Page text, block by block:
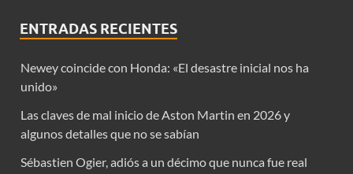
ENTRADAS RECIENTES
Newey coincide con Honda: «El desastre inicial nos ha
unido»
Las claves de mal inicio de Aston Martin en 2026 y
algunos detalles que no se sabían
Sébastien Ogier, adiós a un décimo que nunca fue real